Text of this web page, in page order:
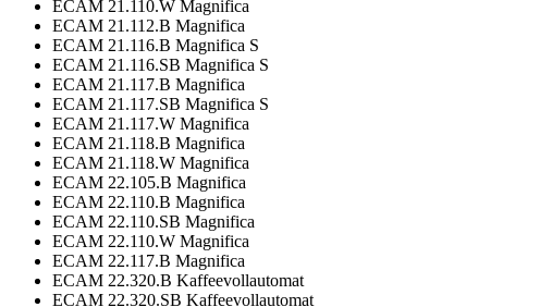
ECAM 21.110.W Magnifica
ECAM 21.112.B Magnifica
ECAM 21.116.B Magnifica S
ECAM 21.116.SB Magnifica S
ECAM 21.117.B Magnifica
ECAM 21.117.SB Magnifica S
ECAM 21.117.W Magnifica
ECAM 21.118.B Magnifica
ECAM 21.118.W Magnifica
ECAM 22.105.B Magnifica
ECAM 22.110.B Magnifica
ECAM 22.110.SB Magnifica
ECAM 22.110.W Magnifica
ECAM 22.117.B Magnifica
ECAM 22.320.B Kaffeevollautomat
ECAM 22.320.SB Kaffeevollautomat